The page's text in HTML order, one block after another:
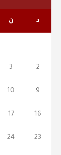
د ن
2
3
9
10
16
17
23
24